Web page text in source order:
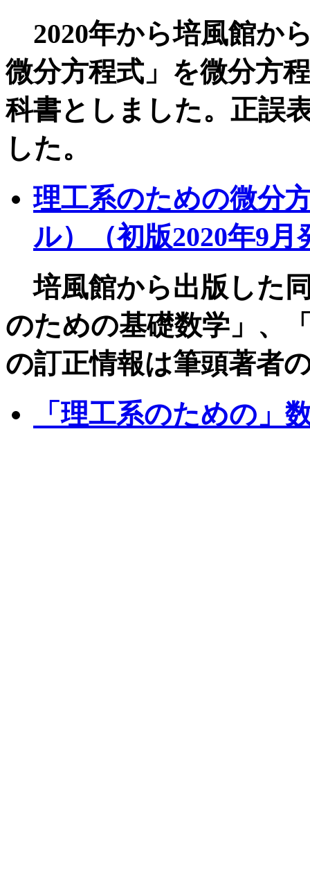
2020年から培風館か
微分方程式」を微分方
科書としました。正誤
した。
理工系のための微分
ル）（初版2020年9月
培風館から出版した
のための基礎数学」、
の訂正情報は筆頭著者
「理工系のための」